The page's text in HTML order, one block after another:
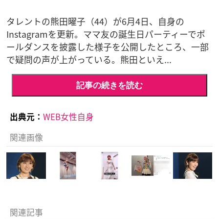
タレントの熊田曜子（44）が6月4日、自身の
Instagramを更新。ママ友の誕生日パーティーでポ
ールダンスを披露した様子を公開したところ、一部
で疑問の声が上がっている。熊田といえ...
記事の続きを読む
出典元： WEB女性自身
関連画像
関連記事